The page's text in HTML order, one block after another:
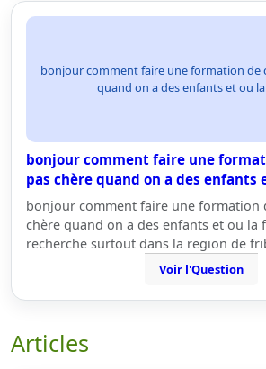
bonjour comment faire une formation de
quand on a des enfants et ou
bonjour comment faire une
pas chère quand on a des enfants
bonjour comment faire une formation
chère quand on a des enfants et ou la
recherche surtout dans la region de
Voir l'Question
Articles